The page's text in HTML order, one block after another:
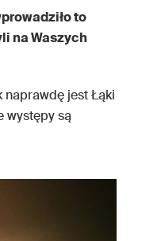
to
na Waszych
naprawdę jest Łąki
występy są